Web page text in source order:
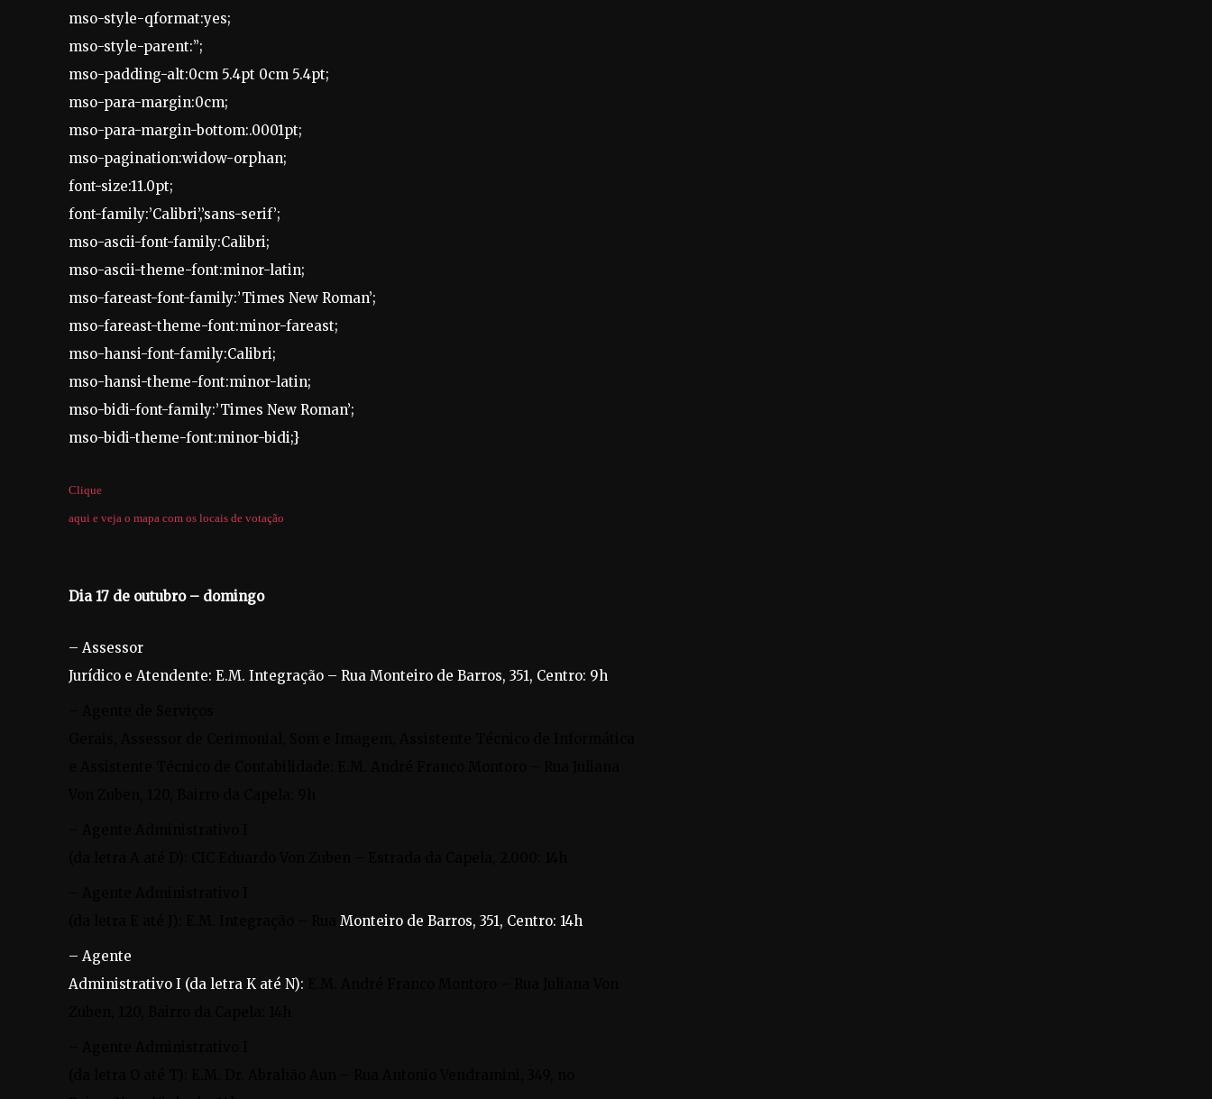
mso-style-qformat:yes;
mso-style-parent:”;
mso-padding-alt:0cm 5.4pt 0cm 5.4pt;
mso-para-margin:0cm;
mso-para-margin-bottom:.0001pt;
mso-pagination:widow-orphan;
font-size:11.0pt;
font-family:’Calibri’,’sans-serif’;
mso-ascii-font-family:Calibri;
mso-ascii-theme-font:minor-latin;
mso-fareast-font-family:’Times New Roman’;
mso-fareast-theme-font:minor-fareast;
mso-hansi-font-family:Calibri;
mso-hansi-theme-font:minor-latin;
mso-bidi-font-family:’Times New Roman’;
mso-bidi-theme-font:minor-bidi;}
Clique
aqui e veja o mapa com os locais de votação
Dia 17 de outubro – domingo
– Assessor
Jurídico e Atendente: E.M. Integração – Rua Monteiro de Barros, 351, Centro: 9h
Monteiro de Barros, 351, Centro: 14h
– Agente
Administrativo I (da letra K até N):